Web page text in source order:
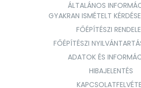
ÁLTALÁNOS
GYAKRAN ISMÉTELT
FŐÉPÍTÉSZI
FŐÉPÍTÉSZI
ADATOK ÉS
HIBAJELENTÉS